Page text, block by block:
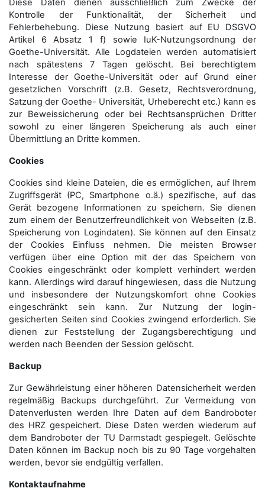
Diese Daten dienen ausschließlich zum Zwecke der
Kontrolle der Funktionalität, der Sicherheit und
Fehlerbehebung. Diese Nutzung basiert auf EU DSGVO
Artikel 6 Absatz 1 f) sowie IuK-Nutzungsordnung der
Goethe-Universität. Alle Logdateien werden auto­matisiert
nach spätestens 7 Tagen gelöscht. Bei berechtigtem
Interesse der Goethe-Universität oder auf Grund einer
gesetzlichen Vorschrift (z.B. Gesetz, Rechtsverordnung,
Satzung der Goethe- Universität, Urheberecht etc.) kann es
zur Beweissicherung oder bei Rechtsansprüchen Dritter
sowohl zu einer längeren Speicherung als auch einer
Übermittlung an Dritte kommen.
Cookies
Cookies sind kleine Dateien, die es ermöglichen, auf Ihrem
Zugriffsgerät (PC, Smartphone o.ä.) spezifische, auf das
Gerät bezogene Informationen zu speichern. Sie dienen
zum einem der Benutzerfreundlichkeit von Webseiten (z.B.
Speicherung von Logindaten). Sie können auf den Einsatz
der Cookies Einfluss nehmen. Die meisten Browser
verfügen über eine Option mit der das Speichern von
Cookies eingeschränkt oder komplett verhindert werden
kann. Allerdings wird darauf hingewiesen, dass die Nutzung
und insbesondere der Nutzungskomfort ohne Cookies
eingeschränkt sein kann. Zur Nutzung der login-
gesicherten Seiten sind Cookies zwingend erforderlich. Sie
dienen zur Feststellung der Zugangs­berechtigung und
werden nach Beenden der Session gelöscht.
Backup
Zur Gewährleistung einer höheren Datensicherheit werden
regelmäßig Backups durchgeführt. Zur Vermeidung von
Datenverlusten werden Ihre Daten auf dem Bandroboter
des HRZ gespeichert. Diese Daten werden wiederum auf
dem Bandroboter der TU Darmstadt gespiegelt. Gelöschte
Daten können im Backup noch bis zu 90 Tage vorgehalten
werden, bevor sie endgültig verfallen.
Kontaktaufnahme